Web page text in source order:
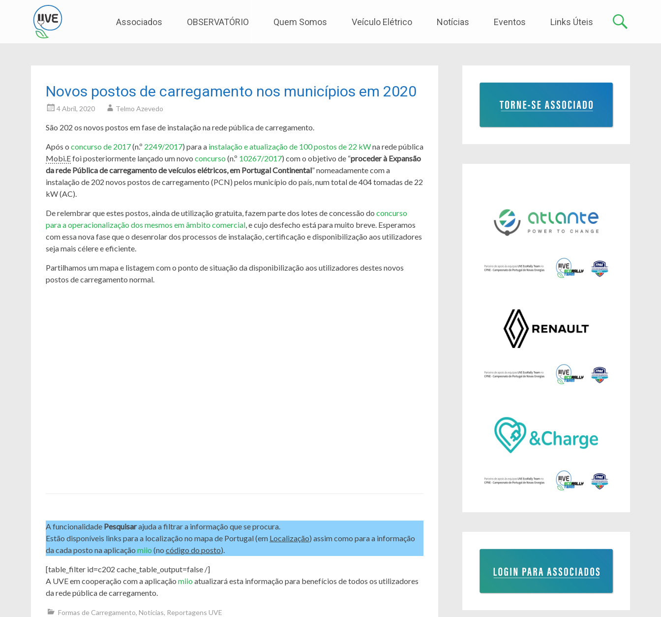
to
Associados OBSERVATÓRIO Quem Somos Veículo Elétrico Notícias Eventos Links Úteis
Novos postos de carregamento nos municípios em 2020
4 Abril, 2020 Telmo Azevedo
São 202 os novos postos em fase de instalação na rede pública de carregamento.
Após o concurso de 2017(n.º 2249/2017) para a instalação e atualização de 100 postos de 22 kWna rede pública
Mobi.Efoi posteriormente lançado um novo concurso (n.º 10267/2017) com o objetivo de “proceder à Expansão
da rede Pública de carregamento de veículos elétricos, em Portugal Continental” nomeadamente com a
instalação de 202 novos postos de carregamento (PCN) pelos município do país, num total de 404 tomadas de 22
kW (AC).
De relembrar que estes postos, ainda de utilização gratuita, fazem parte dos lotes de concessão do concurso
para a operacionalização dos mesmos em âmbito comercial, e cujo desfecho está para muito breve. Esperamos
com essa nova fase que o desenrolar dos processos de instalação, certificação e disponibilização aos utilizadores
seja mais célere e eficiente.
Partilhamos um mapa e listagem com o ponto de situação da disponibilização aos utilizadores destes novos
postos de carregamento normal.
A funcionalidade Pesquisarajuda a filtrar a informação que se procura.
Estão disponíveis links para a localização no mapa de Portugal (em Localização) assim como para a informação
da cada posto na aplicação miio (no código do posto).
[table_filter id=c202 cache_table_output=false /]
A UVE em cooperação com a aplicação miio atualizará esta informação para benefícios de todos os utilizadores
da rede pública de carregamento.
Formas de Carregamento, Notícias, Reportagens UVE